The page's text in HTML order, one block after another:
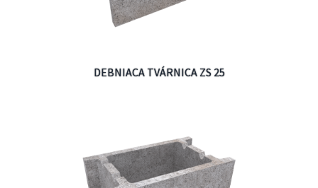
DEBNIACA TVÁRNICA ZS 25